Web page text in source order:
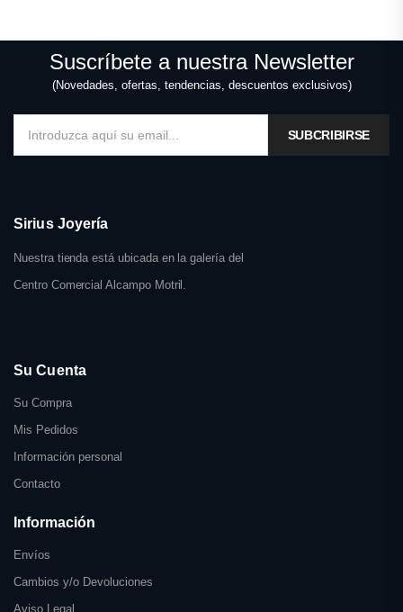
Suscríbete a nuestra Newsletter
(Novedades, ofertas, tendencias, descuentos exclusivos)
SUBCRIBIRSE
Sirius Joyería
Nuestra tienda está ubicada en la galería del
Centro Comercial Alcampo Motril.
Su Cuenta
Su Compra
Mis Pedidos
Información personal
Contacto
Información
Envíos
Cambios y/o Devoluciones
Aviso Legal